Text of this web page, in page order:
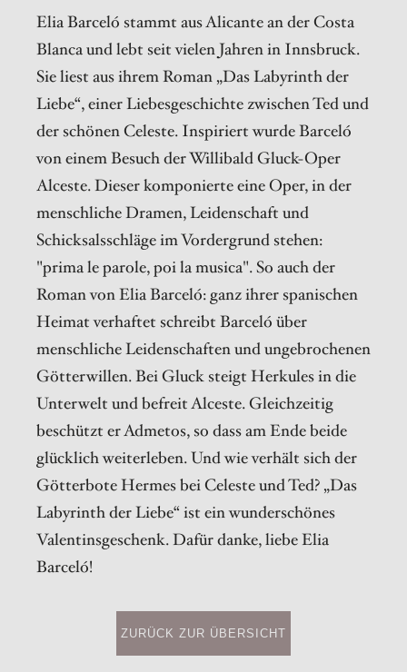
Elia Barceló stammt aus Alicante an der Costa
Blanca und lebt seit vielen Jahren in Innsbruck.
Sie liest aus ihrem Roman „Das Labyrinth der
Liebe“, einer Liebesgeschichte zwischen Ted und
der schönen Celeste. Inspiriert wurde Barceló
von einem Besuch der Willibald Gluck-Oper
Alceste. Dieser komponierte eine Oper, in der
menschliche Dramen, Leidenschaft und
Schicksalsschläge im Vordergrund stehen:
"prima le parole, poi la musica". So auch der
Roman von Elia Barceló: ganz ihrer spanischen
Heimat verhaftet schreibt Barceló über
menschliche Leidenschaften und ungebrochenen
Götterwillen. Bei Gluck steigt Herkules in die
Unterwelt und befreit Alceste. Gleichzeitig
beschützt er Admetos, so dass am Ende beide
glücklich weiterleben. Und wie verhält sich der
Götterbote Hermes bei Celeste und Ted? „Das
Labyrinth der Liebe“ ist ein wunderschönes
Valentinsgeschenk. Dafür danke, liebe Elia
Barceló!
ZURÜCK ZUR ÜBERSICHT